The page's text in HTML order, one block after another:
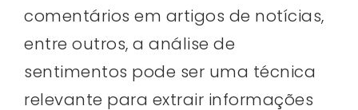
comentários em artigos de notícias,
entre outros, a análise de
sentimentos pode ser uma técnica
relevante para extrair informações